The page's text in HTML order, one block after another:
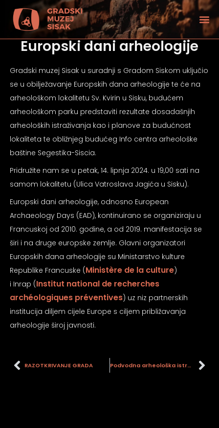
Europski dani arheologije
Gradski muzej Sisak u suradnji s Gradom Siskom uključio
se u obilježavanje Europskih dana arheologije te će na
arheološkom lokalitetu Sv. Kvirin u Sisku, budućem
arheološkom parku predstaviti rezultate dosadašnjih
arheoloških istraživanja kao i planove za budućnost
lokaliteta te obližnjeg budućeg Info centra arheološke
baštine Segestika-Siscia.
Pridružite nam se u petak, 14. lipnja 2024. u 19,00 sati na
samom lokalitetu (Ulica Vatroslava Jagića u Sisku).
Europski dani arheologije, odnosno European
Archaeology Days (EAD), kontinuirano se organiziraju u
Francuskoj od 2010. godine, a od 2019. manifestacija se
širi i na druge europske zemlje. Glavni organizatori
Europskih dana arheologije su Ministarstvo kulture
Republike Francuske (Ministère de la culture)
i Inrap (Institut national de recherches
archéologiques préventives) uz niz partnerskih
institucija diljem cijele Europe s ciljem približavanja
arheologije široj javnosti.
RAZOTKRIVANJE GRADA Podvodna arheološka istraživanja korita rijeke Kupe u Sisku, kampanja 2024.